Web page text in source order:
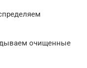
очищенные